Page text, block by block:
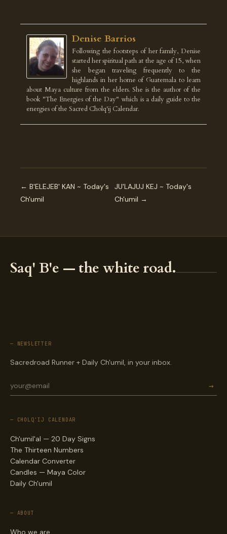
Denise Barrios
Following the footsteps of her family, Denise
started her spiritual path at the age of 15, when
she began traveling frequently to the
highlands in her home of Guatemala to learn
about Maya culture from the elders. She is the author of the
book "The Energies of the Day" which is a daily guide to the
energies of the Sacred Cholq'ij Calendar.
← B'ELEJEB' KAN ~ Today's
Ch'umil
JU'LAJUJ KEJ ~ Today's
Ch'umil →
Saq' B'e — the white road.
— NEWSLETTER
Sacredroad Runner + Daily Ch'umil, in your inbox.
→
— CHOLQ'IJ CALENDAR
Ch'umil'al — 20 Day Signs
The Thirteen Numbers
Calendar Converter
Candles — Maya Color
Daily Ch'umil
— ABOUT
Who we are